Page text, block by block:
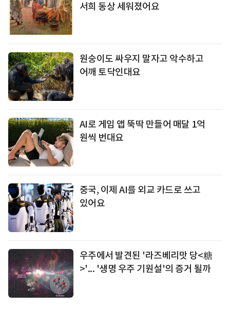
서희 동상 세워졌어요
원숭이도 싸우지 말자고 악수하고
어깨 토닥인대요
AI로 게임 앱 뚝딱 만들어 매달 1억
원씩 번대요
중국, 이제 AI를 외교 카드로 쓰고
있어요
우주에서 발견된 '라즈베리맛 당<糖
>'... '생명 우주 기원설'의 증거 될까